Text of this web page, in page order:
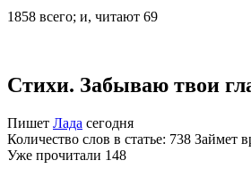
1858 всего; и, читают 69
Стихи. Забываю твои
Пишет Лада сегодня
Количество слов в статье: 738
Уже прочитали 148